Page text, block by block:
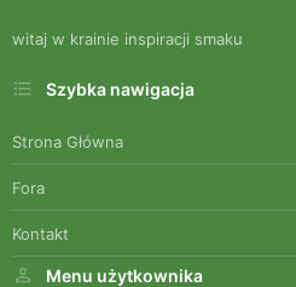
witaj w krainie inspiracji smaku
Szybka nawigacja
Strona Główna
Fora
Kontakt
Menu użytkownika